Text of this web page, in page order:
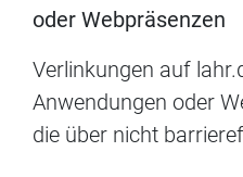
oder Webpräsenzen
Verlinkungen auf
Anwendungen oder
die über nicht